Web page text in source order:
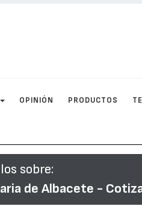
OPINIÓN PRODUCTOS
sobre:
de Albacete -